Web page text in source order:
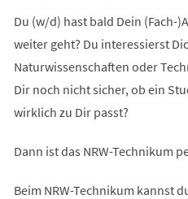
Du (w/d) hast bald Dein (Fach-
weiter geht? Du interessierst
Naturwissenschaften oder
Dir noch nicht sicher, ob ein
wirklich zu Dir passt?
Dann ist das NRW-Technikum
Beim NRW-Technikum kannst